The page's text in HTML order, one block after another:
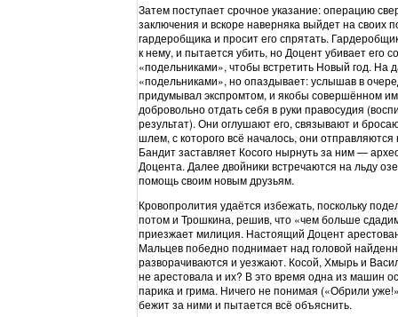
Затем поступает срочное указание: операцию
заключения и вскоре наверняка выйдет на
гардеробщика и просит его спрятать.
к нему, и пытается убить, но Доцент убивает его
«подельниками», чтобы встретить Новый год. На
«подельниками», но опаздывает: услышав в
придумывал экспромтом, и якобы совершённом
добровольно отдать себя в руки правосудия
результат). Они оглушают его, связывают и
шлем, с которого всё началось, они
Бандит заставляет Косого нырнуть за ним —
Доцента. Далее двойники встречаются на льду
помощь своим новым друзьям.
Кровопролития удаётся избежать, поскольку
потом и Трошкина, решив, что «чем больше
приезжает милиция. Настоящий Доцент
Мальцев победно поднимает над головой
разворачиваются и уезжают. Косой, Хмырь и
не арестовала и их? В это время одна из машин
парика и грима. Ничего не понимая («Обрили
бежит за ними и пытается всё объяснить.